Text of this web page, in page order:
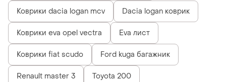
Коврики dacia logan mcv Dacia logan коврик
Коврики eva opel vectra Eva лист
Коврики fiat scudo Ford kuga багажник
Renault master 3 Toyota 200